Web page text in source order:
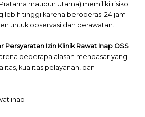
maupun Utama) memiliki risiko
lebih tinggi karena beroperasi 24 jam
untuk observasi dan perawatan.
Persyaratan Izin Klinik Rawat Inap OSS
beberapa alasan mendasar yang
kualitas pelayanan, dan